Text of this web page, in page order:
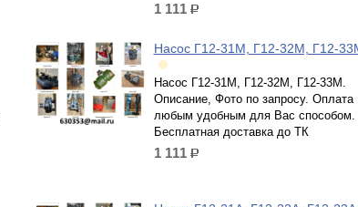
1 111 р.
Насос Г12-31М, Г12-32М, Г12-
Насос Г12-31М, Г12-32М, Г12-33М.
Описание, Фото по запросу. Оплата
любым удобным для Вас способом.
Бесплатная доставка до ТК
1 111 р.